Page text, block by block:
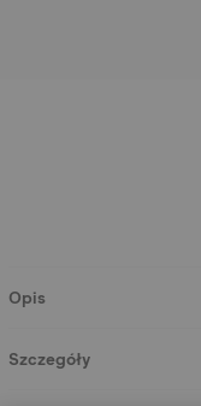
Opis
Szczegóły